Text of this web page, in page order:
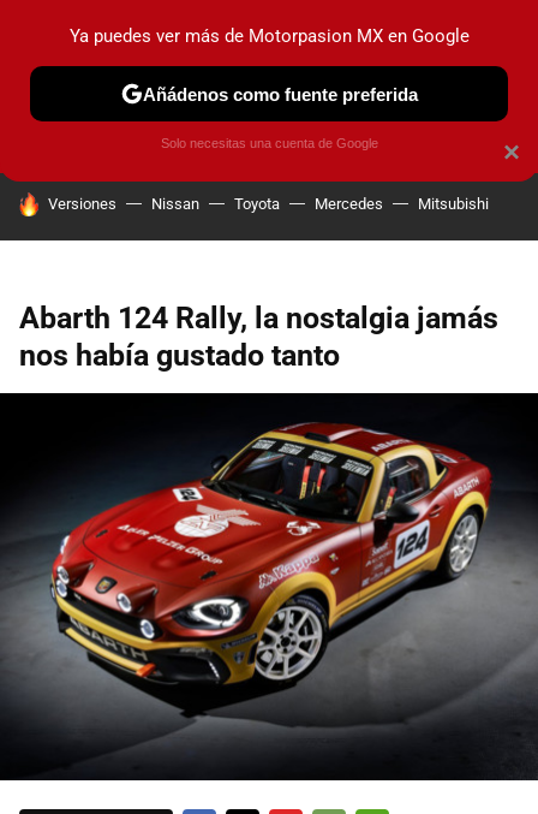
PRUEBAS INDUSTRIA HOY NO CIRCULA
HOY SE HABLA DE
Versiones Nissan Toyota Mercedes Mitsubishi
Abarth 124 Rally, la nostalgia jamás
nos había gustado tanto
×
Ya puedes ver más de Motorpasion MX en Google
Añádenos como fuente preferida
Solo necesitas una cuenta de Google